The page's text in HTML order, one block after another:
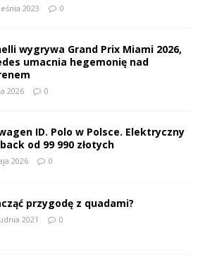
2023 0
wygrywa Grand Prix Miami 2026,
umacnia hegemonię nad
2026 0
ID. Polo w Polsce. Elektryczny
od 99 990 złotych
2026 0
przygodę z quadami?
2021 0